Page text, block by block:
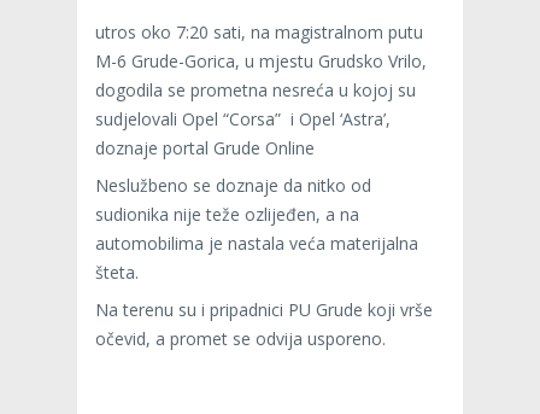
utros oko 7:20 sati, na magistralnom putu
M-6 Grude-Gorica, u mjestu Grudsko Vrilo,
dogodila se prometna nesreća u kojoj su
sudjelovali Opel “Corsa” i Opel ‘Astra’,
doznaje portal Grude Online
Neslužbeno se doznaje da nitko od
sudionika nije teže ozlijeđen, a na
automobilima je nastala veća materijalna
šteta.
Na terenu su i pripadnici PU Grude koji vrše
očevid, a promet se odvija usporeno.